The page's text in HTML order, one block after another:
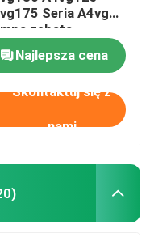
Seria A4vg
zębata
Najlepsza cena
Skontaktuj się z
nami